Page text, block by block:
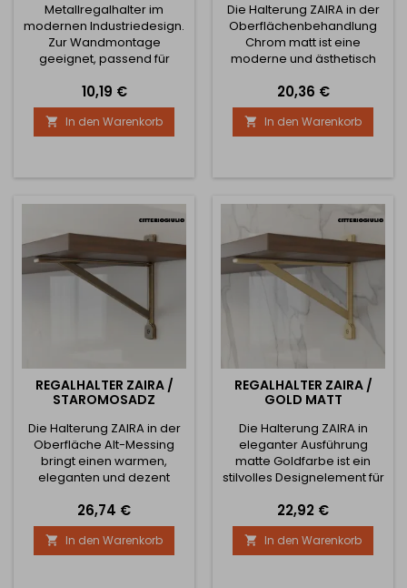
Metallregalhalter im
modernen Industriedesign.
Zur Wandmontage
geeignet, passend für
Robuste Konstruktion mit
schräger Verstrebung
sorgt für hohe Festigkeit
und Stabilität. Armlänge:
mm Profilbreite: 30 mm
schwarz Material: Metall
Montagematerial: nicht im...
Preis
10,19 €
 In den Warenkorb
Die Halterung ZAIRA in der
Oberflächenbehandlung
Chrom matt ist eine
moderne und ästhetisch
Montage von Regalen im
Wohnzimmer, in der Küche,
im Arbeitszimmer oder
Schlafzimmer. Ihr
Metalldesign wirkt
universell – sie passt
perfekt in moderne,
industrielle und
skandinavische Interieurs.
Die...
Preis
20,36 €
 In den Warenkorb
REGALHALTER ZAIRA /
STAROMOSADZ
Die Halterung ZAIRA in der
Oberfläche Alt-Messing
bringt einen warmen,
eleganten und dezent
Innenraum. Sie ist ideal für
moderne sowie rustikale
Räume, in denen ihr
patiniertes Aussehen und
Preis
26,74 €
 In den Warenkorb
REGALHALTER ZAIRA /
GOLD MATT
Die Halterung ZAIRA in
eleganter Ausführung
matte Goldfarbe ist ein
stilvolles Designelement für
Dank ihrer präzisen
Metallverarbeitung,
stabilen Konstruktion und
minimalistischen Form ist
Preis
22,92 €
 In den Warenkorb